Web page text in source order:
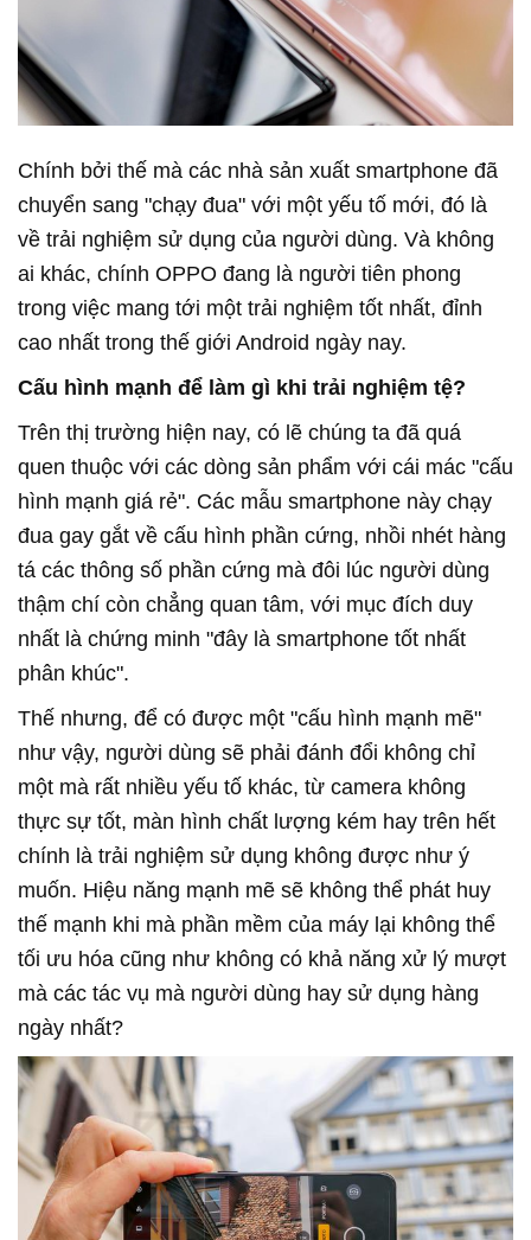
Chính bởi thế mà các nhà sản xuất smartphone đã
chuyển sang "chạy đua" với một yếu tố mới, đó là
về trải nghiệm sử dụng của người dùng. Và không
ai khác, chính OPPO đang là người tiên phong
trong việc mang tới một trải nghiệm tốt nhất, đỉnh
cao nhất trong thế giới Android ngày nay.
Cấu hình mạnh để làm gì khi trải nghiệm tệ?
Trên thị trường hiện nay, có lẽ chúng ta đã quá
quen thuộc với các dòng sản phẩm với cái mác "cấu
hình mạnh giá rẻ". Các mẫu smartphone này chạy
đua gay gắt về cấu hình phần cứng, nhồi nhét hàng
tá các thông số phần cứng mà đôi lúc người dùng
thậm chí còn chẳng quan tâm, với mục đích duy
nhất là chứng minh "đây là smartphone tốt nhất
phân khúc".
Thế nhưng, để có được một "cấu hình mạnh mẽ"
như vậy, người dùng sẽ phải đánh đổi không chỉ
một mà rất nhiều yếu tố khác, từ camera không
thực sự tốt, màn hình chất lượng kém hay trên hết
chính là trải nghiệm sử dụng không được như ý
muốn. Hiệu năng mạnh mẽ sẽ không thể phát huy
thế mạnh khi mà phần mềm của máy lại không thể
tối ưu hóa cũng như không có khả năng xử lý mượt
mà các tác vụ mà người dùng hay sử dụng hàng
ngày nhất?